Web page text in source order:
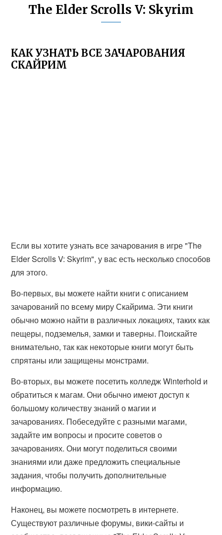
The Elder Scrolls V: Skyrim
КАК УЗНАТЬ ВСЕ ЗАЧАРОВАНИЯ
СКАЙРИМ
Если вы хотите узнать все зачарования в игре "The
Elder Scrolls V: Skyrim", у вас есть несколько способов
для этого.
Во-первых, вы можете найти книги с описанием
зачарований по всему миру Скайрима. Эти книги
обычно можно найти в различных локациях, таких как
пещеры, подземелья, замки и таверны. Поискайте
внимательно, так как некоторые книги могут быть
спрятаны или защищены монстрами.
Во-вторых, вы можете посетить колледж Winterhold и
обратиться к магам. Они обычно имеют доступ к
большому количеству знаний о магии и
зачарованиях. Побеседуйте с разными магами,
задайте им вопросы и просите советов о
зачарованиях. Они могут поделиться своими
знаниями или даже предложить специальные
задания, чтобы получить дополнительные
информацию.
Наконец, вы можете посмотреть в интернете.
Существуют различные форумы, вики-сайты и